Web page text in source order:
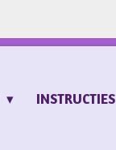
INSTRUCTIES